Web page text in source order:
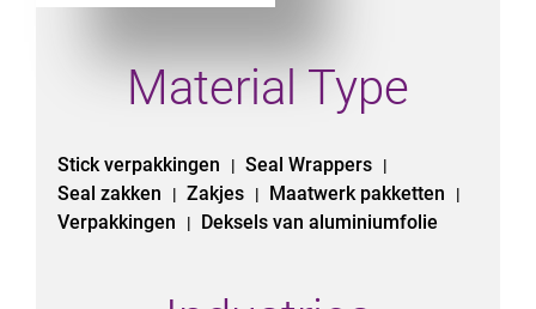
Material Type
Stick verpakkingen | Seal Wrappers |
Seal zakken | Zakjes | Maatwerk pakketten |
Verpakkingen | Deksels van aluminiumfolie